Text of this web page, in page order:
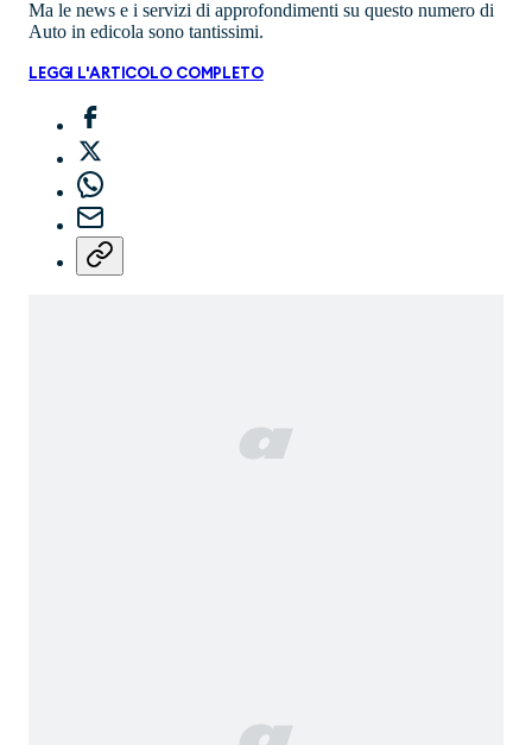
Ma le news e i servizi di approfondimenti su questo numero di
Auto in edicola sono tantissimi.
LEGGI L'ARTICOLO COMPLETO